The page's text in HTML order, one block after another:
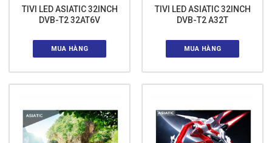
TIVI LED ASIATIC 32INCH
DVB-T2 32AT6V
MUA HÀNG
TIVI LED ASIATIC 32INCH
DVB-T2 A32T
MUA HÀNG